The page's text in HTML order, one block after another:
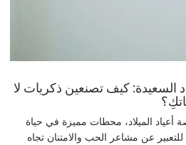
السعيدة: كيف تصنعين ذكريات لا
أعياد الميلاد، محطات مميزة في حياة
عن مشاعر الحب والامتنان تجاه